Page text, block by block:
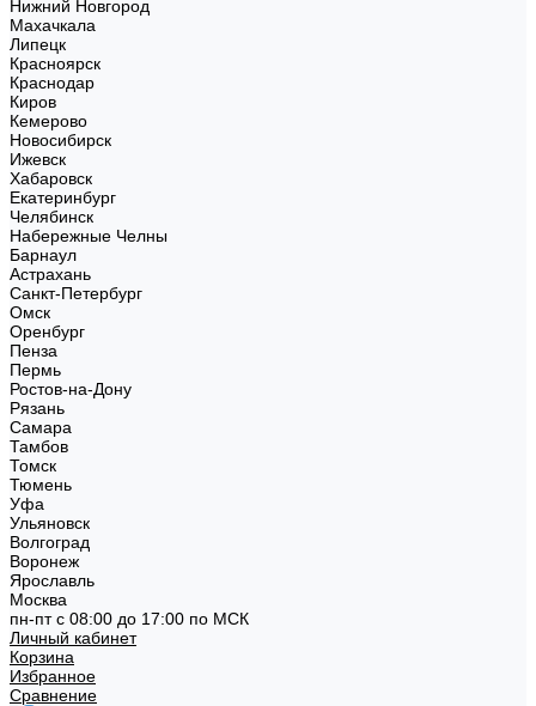
Нижний Новгород
Махачкала
Липецк
Красноярск
Краснодар
Киров
Кемерово
Новосибирск
Ижевск
Хабаровск
Екатеринбург
Челябинск
Набережные Челны
Барнаул
Астрахань
Санкт-Петербург
Омск
Оренбург
Пенза
Пермь
Ростов-на-Дону
Рязань
Самара
Тамбов
Томск
Тюмень
Уфа
Ульяновск
Волгоград
Воронеж
Ярославль
Москва
пн-пт с 08:00 до 17:00 по МСК
Личный кабинет
Корзина
Избранное
Сравнение